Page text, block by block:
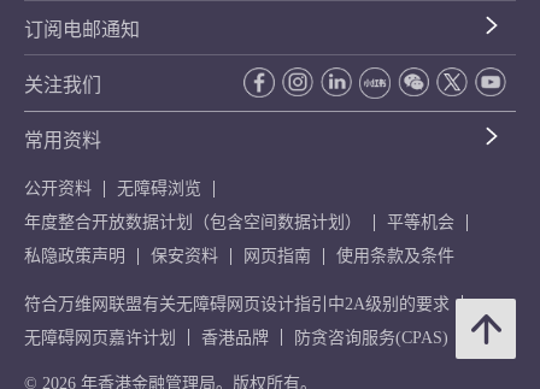
订阅电邮通知
关注我们
常用资料
公开资料
无障碍浏览
年度整合开放数据计划（包含空间数据计划）
平等机会
私隐政策声明
保安资料 网页指南 使用条款及条件
符合万维网联盟有关无障碍网页设计指引中2A级别的要求
无障碍网页嘉许计划
香港品牌 防贪咨询服务(CPAS)
© 2026 年香港金融管理局。版权所有。